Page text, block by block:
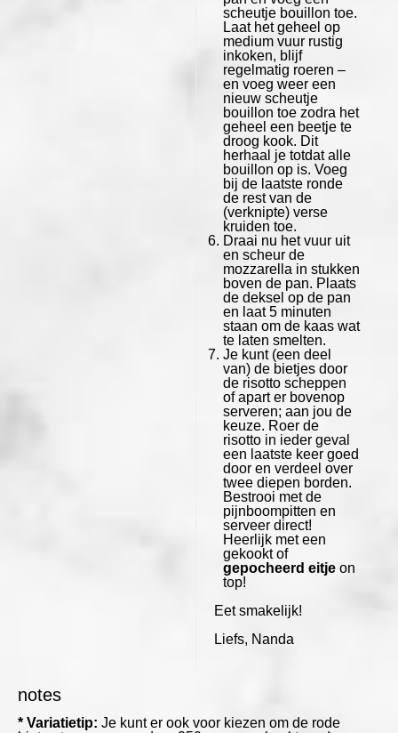
scheutje bouillon toe.
Laat het geheel op
medium vuur rustig
inkoken, blijf
regelmatig roeren –
en voeg weer een
nieuw scheutje
bouillon toe zodra het
geheel een beetje te
droog kook. Dit
herhaal je totdat alle
bouillon op is. Voeg
bij de laatste ronde
de rest van de
(verknipte) verse
kruiden toe.
Draai nu het vuur uit
en scheur de
mozzarella in stukken
boven de pan. Plaats
de deksel op de pan
en laat 5 minuten
staan om de kaas wat
te laten smelten.
Je kunt (een deel
van) de bietjes door
de risotto scheppen
of apart er bovenop
serveren; aan jou de
keuze. Roer de
risotto in ieder geval
een laatste keer goed
door en verdeel over
twee diepen borden.
Bestrooi met de
pijnboompitten en
serveer direct!
Heerlijk met een
gekookt of
gepocheerd eitjeon
top!
Eet smakelijk!
Liefs, Nanda
notes
* Variatietip: Je kunt er ook voor kiezen om de rode